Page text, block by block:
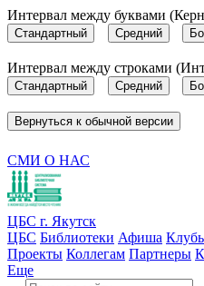
Интервал между буквами
Стандартный Средний
Интервал между строками
Стандартный Средний
Вернуться к обычной версии
СМИ О НАС
ЦБС г. Якутск
ЦБС Библиотеки Афиша
Проекты Коллегам Партнеры
Еще